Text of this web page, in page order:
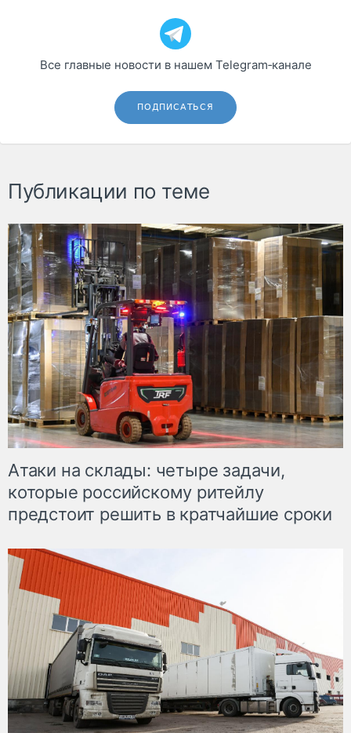
Все главные новости в нашем Telegram‑канале
ПОДПИСАТЬСЯ
Публикации по теме
Атаки на склады: четыре задачи,
которые российскому ритейлу
предстоит решить в кратчайшие сроки